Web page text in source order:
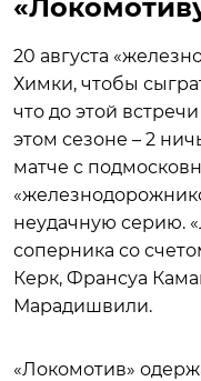
20 августа
Химки, чтобы
что до этой
этом сезоне – 2
матче с
неудачную серию.
соперника со
Керк, Франсуа
Марадишвили.
«Локомотив»